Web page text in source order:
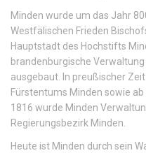
Minden wurde um das Jahr
Westfälischen Frieden
Hauptstadt des Hochstifts
brandenburgische
ausgebaut. In preußischer
Fürstentums Minden sowie
1816 wurde Minden
Regierungsbezirk Minden.
Heute ist Minden durch sein